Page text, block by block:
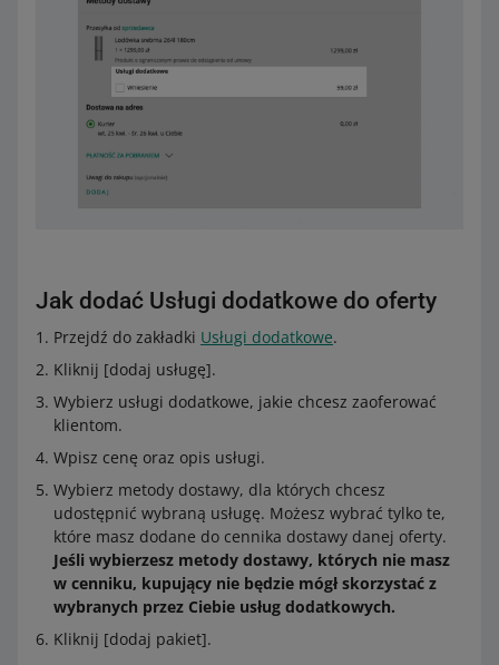
Jak dodać Usługi dodatkowe do oferty
Przejdź do zakładki Usługi dodatkowe.
Kliknij [dodaj usługę].
Wybierz usługi dodatkowe, jakie chcesz zaoferować
klientom.
Wpisz cenę oraz opis usługi.
Wybierz metody dostawy, dla których chcesz
udostępnić wybraną usługę. Możesz wybrać tylko te,
które masz dodane do cennika dostawy danej oferty.
Jeśli wybierzesz metody dostawy, których nie masz
w cenniku, kupujący nie będzie mógł skorzystać z
wybranych przez Ciebie usług dodatkowych.
Kliknij [dodaj pakiet].